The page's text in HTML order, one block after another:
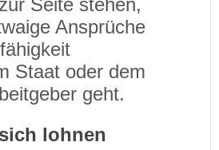
Ansprüche
Staat oder dem
geht.
lohnen